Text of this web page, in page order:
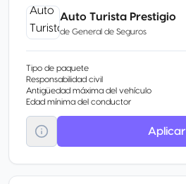
Auto Turista Prestigio
de General de Seguros
Tipo de paquete
Responsabilidad civil
Antigüedad máxima del vehículo
Edad mínima del conductor
Aplicar